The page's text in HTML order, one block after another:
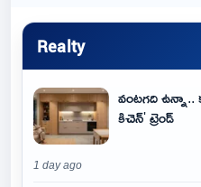
Realty
వంటగది ఉన్నా..
కిచెన్' ట్రెండ్
1 day ago